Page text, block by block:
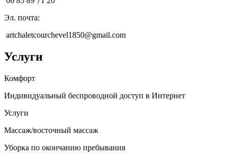
Эл. почта:
artchaletcourchevel1850@gmail.com
Услуги
Комфорт
Индивидуальный беспроводной доступ в Интернет
Услуги
Массаж/восточный массаж
Уборка по окончанию пребывания